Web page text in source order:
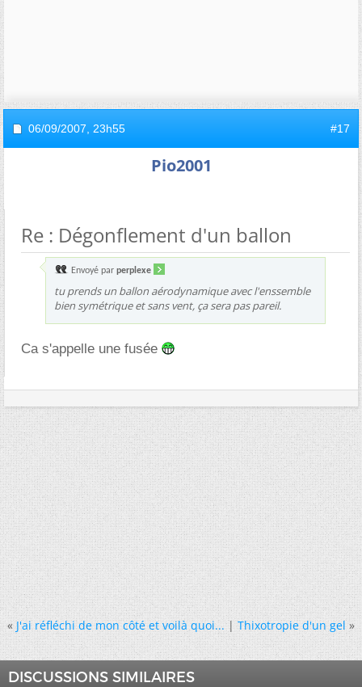
06/09/2007, 23h55 #17
Pio2001
Re : Dégonflement d'un ballon
Envoyé par perplexe
tu prends un ballon aérodynamique avec l'enssemble
bien symétrique et sans vent, ça sera pas pareil.
Ca s'appelle une fusée
« J'ai réfléchi de mon côté et voilà quoi...|Thixotropie d'un gel »
DISCUSSIONS SIMILAIRES